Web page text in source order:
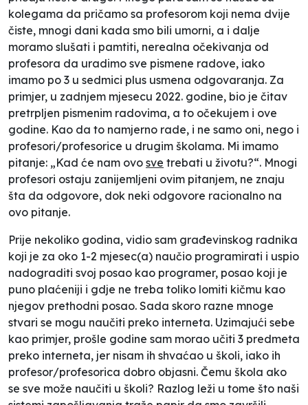
kolegama da pričamo sa profesorom koji nema dvije
čiste, mnogi dani kada smo bili umorni, a i dalje
moramo slušati i pamtiti, nerealna očekivanja od
profesora da uradimo sve pismene radove, iako
imamo po 3 u sedmici plus usmena odgovaranja. Za
primjer, u zadnjem mjesecu 2022. godine, bio je čitav
pretrpljen pismenim radovima, a to očekujem i ove
godine. Kao da to namjerno rade, i ne samo oni, nego i
profesori/profesorice u drugim školama. Mi imamo
pitanje: „Kad će nam ovo sve trebati u životu?“. Mnogi
profesori ostaju zanijemljeni ovim pitanjem, ne znaju
šta da odgovore, dok neki odgovore racionalno na
ovo pitanje.
Prije nekoliko godina, vidio sam građevinskog radnika
koji je za oko 1-2 mjesec(a) naučio programirati i uspio
nadograditi svoj posao kao programer, posao koji je
puno plaćeniji i gdje ne treba toliko lomiti kičmu kao
njegov prethodni posao. Sada skoro razne mnoge
stvari se mogu naučiti preko interneta. Uzimajući sebe
kao primjer, prošle godine sam morao učiti 3 predmeta
preko interneta, jer nisam ih shvaćao u školi, iako ih
profesor/profesorica dobro objasni. Čemu škola ako
se sve može naučiti u školi? Razlog leži u tome što naši